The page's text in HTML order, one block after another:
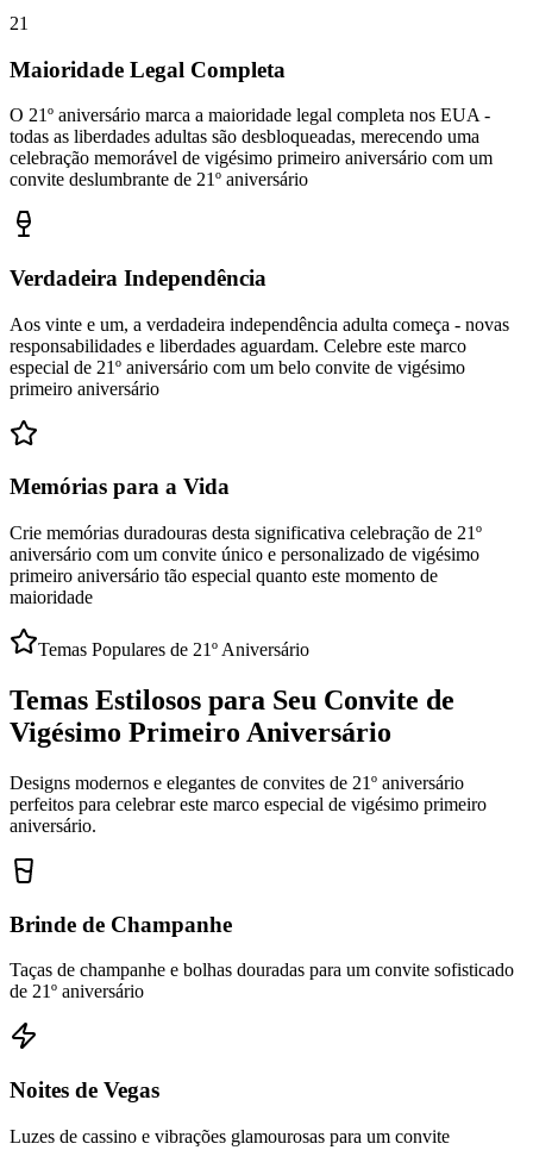
21
Maioridade Legal Completa
O 21º aniversário marca a maioridade legal completa nos EUA -
todas as liberdades adultas são desbloqueadas, merecendo uma
celebração memorável de vigésimo primeiro aniversário com um
convite deslumbrante de 21º aniversário
Verdadeira Independência
Aos vinte e um, a verdadeira independência adulta começa - novas
responsabilidades e liberdades aguardam. Celebre este marco
especial de 21º aniversário com um belo convite de vigésimo
primeiro aniversário
Memórias para a Vida
Crie memórias duradouras desta significativa celebração de 21º
aniversário com um convite único e personalizado de vigésimo
primeiro aniversário tão especial quanto este momento de
maioridade
Temas Populares de 21º Aniversário
Temas Estilosos para Seu Convite de
Vigésimo Primeiro Aniversário
Designs modernos e elegantes de convites de 21º aniversário
perfeitos para celebrar este marco especial de vigésimo primeiro
aniversário.
Brinde de Champanhe
Taças de champanhe e bolhas douradas para um convite sofisticado
de 21º aniversário
Noites de Vegas
Luzes de cassino e vibrações glamourosas para um convite